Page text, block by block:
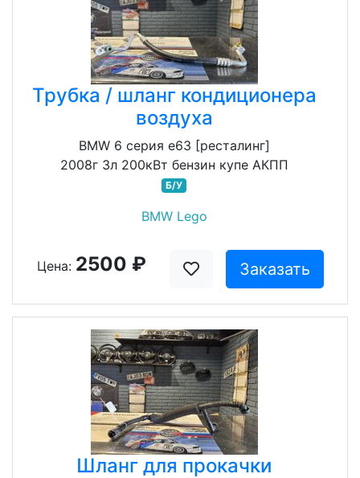
Трубка / шланг кондиционера
воздуха
BMW 6 серия e63 [ресталинг]
2008г 3л 200кВт бензин купе АКПП
Б/У
BMW Lego
Цена: 2500 ₽ Заказать
Шланг для прокачки